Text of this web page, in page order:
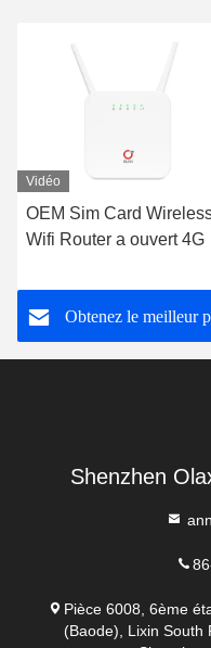
Vidéo
OEM Sim Card
Wifi Router a ouvert 4G
EN COMMUNICATION
OLAX AX6 PRO
Obtenez le meilleur
Shenzhen
Pièce 6008, 6ème
(Baode), Lixin South